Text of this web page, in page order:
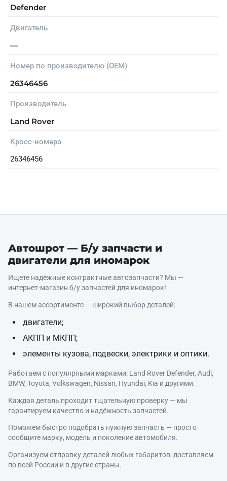
Defender
Двигатель
—
Номер по производителю (OEM)
26346456
Производитель
Land Rover
Кросс-номера
26346456
Автошрот — Б/у запчасти и
двигатели для иномарок
Ищете надёжные контрактные автозапчасти? Мы —
интернет‑магазин б/у запчастей для иномарок!
В нашем ассортименте — широкий выбор деталей:
двигатели;
АКПП и МКПП;
элементы кузова, подвески, электрики и оптики.
Работаем с популярными марками: Land Rover Defender, Audi,
BMW, Toyota, Volkswagen, Nissan, Hyundai, Kia и другими.
Каждая деталь проходит тщательную проверку — мы
гарантируем качество и надёжность запчастей.
Поможем быстро подобрать нужную запчасть — просто
сообщите марку, модель и поколение автомобиля.
Организуем отправку деталей любых габаритов: доставляем
по всей России и в другие страны.